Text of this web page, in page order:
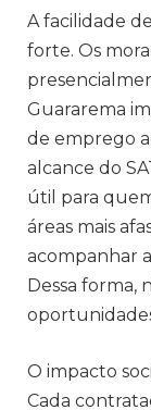
A facilidade
forte. Os
Guararema
de emprego
alcance do
útil para
áreas mais
acompanhar
Dessa forma,
O impacto
Cada